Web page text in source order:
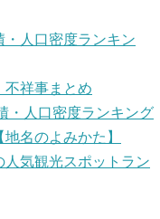
・人口密度ランキン
不祥事まとめ
・人口密度ランキング
名のよみかた】
人気観光スポットラン